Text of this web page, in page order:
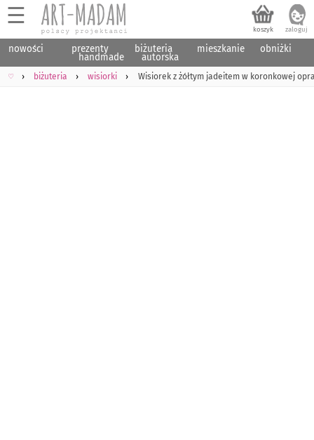
☰
nowości prezenty
handmade
biżuteria
autorska
mieszkanie obniżki
♡ biżuteria wisiorki Wisiorek z żółtym jadeitem w koronkowej